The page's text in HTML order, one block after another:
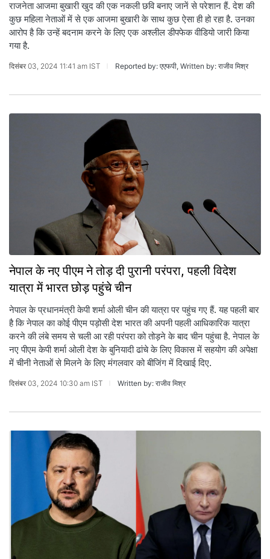
राजनेता आजमा बुखारी खुद की एक नकली छवि बनाए जानें से परेशान हैं. देश की
कुछ महिला नेताओं में से एक आजमा बुखारी के साथ कुछ ऐसा ही हो रहा है. उनका
आरोप है कि उन्हें बदनाम करने के लिए एक अश्लील डीपफेक वीडियो जारी किया
गया है.
दिसंबर 03, 2024 11:41 am IST Reported by: एएफपी, Written by: राजीव मिश्र
नेपाल के नए पीएम ने तोड़ दी पुरानी परंपरा, पहली विदेश
यात्रा में भारत छोड़ पहुंचे चीन
नेपाल के प्रधानमंत्री केपी शर्मा ओली चीन की यात्रा पर पहुंच गए हैं. यह पहली बार
है कि नेपाल का कोई पीएम पड़ोसी देश भारत की अपनी पहली आधिकारिक यात्रा
करने की लंबे समय से चली आ रही परंपरा को तोड़ने के बाद चीन पहुंचा है. नेपाल के
नए पीएम केपी शर्मा ओली देश के बुनियादी ढांचे के लिए विकास में सहयोग की अपेक्षा
में चीनी नेताओं से मिलने के लिए मंगलवार को बीजिंग में दिखाई दिए.
दिसंबर 03, 2024 10:30 am IST Written by: राजीव मिश्र